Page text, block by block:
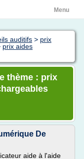
Menu
auditifs > prix
prix aides
thème : prix
De
aide à l'aide